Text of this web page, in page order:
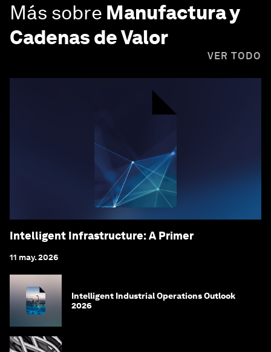
Más sobre Manufactura y
Cadenas de Valor
VER TODO
Intelligent Infrastructure: A Primer
11 may. 2026
Intelligent Industrial Operations Outlook
2026